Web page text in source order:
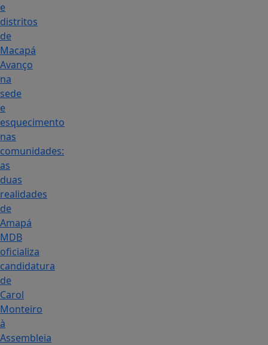
e
distritos
de
Macapá
Avanço
na
sede
e
esquecimento
nas
comunidades:
as
duas
realidades
de
Amapá
MDB
oficializa
candidatura
de
Carol
Monteiro
à
Assembleia